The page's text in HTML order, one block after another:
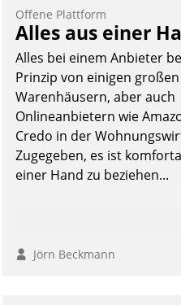
Allein mit der Einführung
Software ist es nicht
Digitalisierung erfordert
Unternehmen die
überprüfen, zu
verändern.
Offene Plattform
Alles aus einer
Alles bei einem Anbieter
Prinzip von einigen großen
Warenhäusern, aber auch
Onlineanbietern wie
Credo in der
Zugegeben, es ist
einer Hand zu beziehen...
Jörn Beckmann